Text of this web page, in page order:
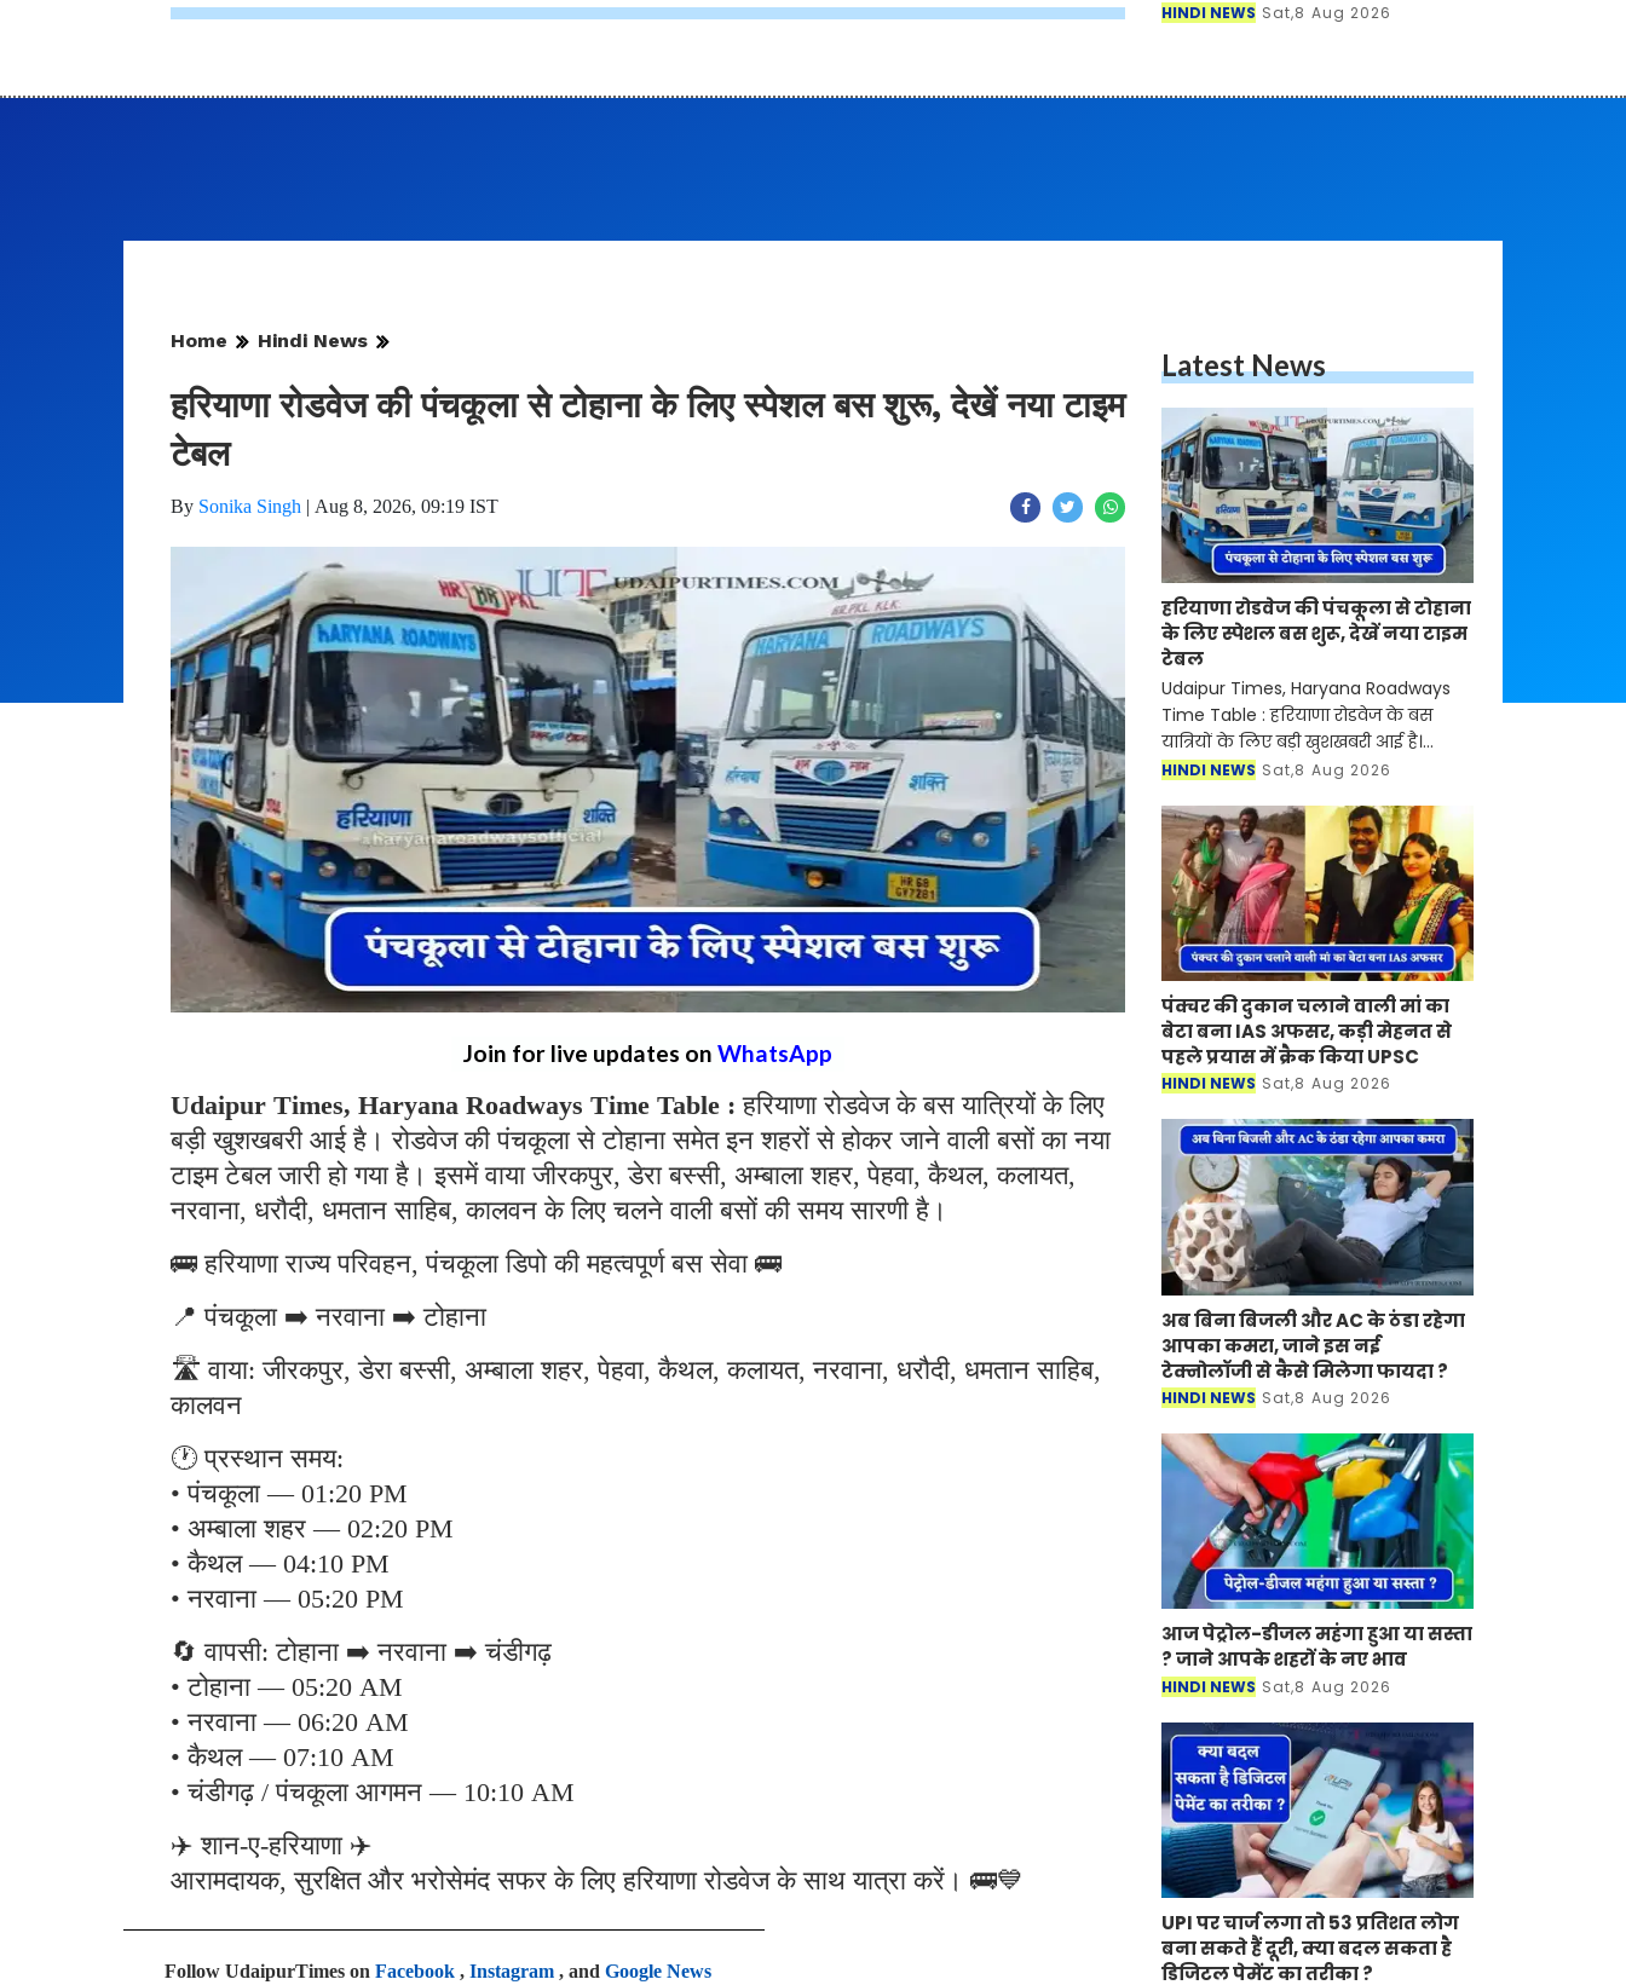
HINDI NEWS Sat,8 Aug 2026
Home Hindi News
हरियाणा रोडवेज की पंचकूला से टोहाना के लिए स्पेशल बस शुरू, देखें नया टाइम
टेबल
By Sonika Singh | Aug 8, 2026, 09:19 IST
Join for live updates on WhatsApp
Udaipur Times, Haryana Roadways Time Table : हरियाणा रोडवेज के बस यात्रियों के लिए
बड़ी खुशखबरी आई है। रोडवेज की पंचकूला से टोहाना समेत इन शहरों से होकर जाने वाली बसों का नया
टाइम टेबल जारी हो गया है। इसमें वाया जीरकपुर, डेरा बस्सी, अम्बाला शहर, पेहवा, कैथल, कलायत,
नरवाना, धरौदी, धमतान साहिब, कालवन के लिए चलने वाली बसों की समय सारणी है।
🚌 हरियाणा राज्य परिवहन, पंचकूला डिपो की महत्वपूर्ण बस सेवा 🚌
📍 पंचकूला ➡️ नरवाना ➡️ टोहाना
🛣️ वाया: जीरकपुर, डेरा बस्सी, अम्बाला शहर, पेहवा, कैथल, कलायत, नरवाना, धरौदी, धमतान साहिब,
कालवन
🕐 प्रस्थान समय:
• पंचकूला — 01:20 PM
• अम्बाला शहर — 02:20 PM
• कैथल — 04:10 PM
• नरवाना — 05:20 PM
🔄 वापसी: टोहाना ➡️ नरवाना ➡️ चंडीगढ़
• टोहाना — 05:20 AM
• नरवाना — 06:20 AM
• कैथल — 07:10 AM
• चंडीगढ़ / पंचकूला आगमन — 10:10 AM
✈️ शान-ए-हरियाणा ✈️
आरामदायक, सुरक्षित और भरोसेमंद सफर के लिए हरियाणा रोडवेज के साथ यात्रा करें। 🚌💙
Follow UdaipurTimes on Facebook , Instagram , and Google News
Latest News
हरियाणा रोडवेज की पंचकूला से टोहाना
के लिए स्पेशल बस शुरू, देखें नया टाइम
टेबल
Udaipur Times, Haryana Roadways
Time Table : हरियाणा रोडवेज के बस
यात्रियों के लिए बड़ी खुशखबरी आई है।
रोडवेज की पंचकूला से टोहाना समेत इन
टाइम टेबल जारी हो गया है।
HINDI NEWS Sat,8 Aug 2026
पंक्चर की दुकान चलाने वाली मां का
बेटा बना IAS अफसर, कड़ी मेहनत से
पहले प्रयास में क्रैक किया UPSC
HINDI NEWS Sat,8 Aug 2026
अब बिना बिजली और AC के ठंडा रहेगा
आपका कमरा, जाने इस नई
टेक्नोलॉजी से कैसे मिलेगा फायदा ?
HINDI NEWS Sat,8 Aug 2026
आज पेट्रोल-डीजल महंगा हुआ या सस्ता
? जाने आपके शहरों के नए भाव
HINDI NEWS Sat,8 Aug 2026
UPI पर चार्ज लगा तो 53 प्रतिशत लोग
बना सकते हैं दूरी, क्या बदल सकता है
डिजिटल पेमेंट का तरीका ?